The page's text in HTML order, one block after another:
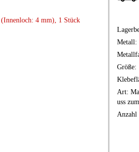
Metall:
Größe:
Art:
uss
Anzahl